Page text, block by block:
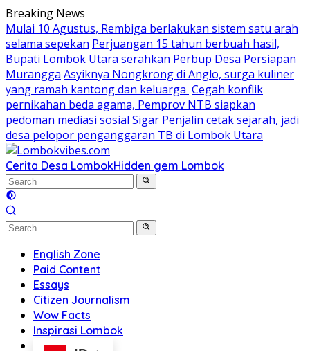
Skip
to
content
Breaking News
Mulai 10 Agustus, Rembiga berlakukan sistem satu arah
selama sepekan Perjuangan 15 tahun berbuah hasil,
Bupati Lombok Utara serahkan Perbup Desa Persiapan
Murangga Asyiknya Nongkrong di Anglo, surga kuliner
yang ramah kantong dan keluarga Cegah konflik
pernikahan beda agama, Pemprov NTB siapkan
pedoman mediasi sosial Sigar Penjalin cetak sejarah, jadi
desa pelopor penganggaran TB di Lombok Utara
Cerita Desa LombokHidden gem Lombok
English Zone
Paid Content
Essays
Citizen Journalism
Wow Facts
Inspirasi Lombok